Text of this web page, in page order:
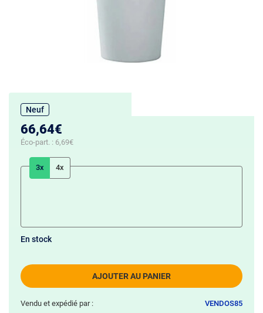
Neuf
66,64€
Éco-part. : 6,69€
3x 4x
AJOUTER AU PANIER
En stock
Vendu et expédié par : VENDOS85